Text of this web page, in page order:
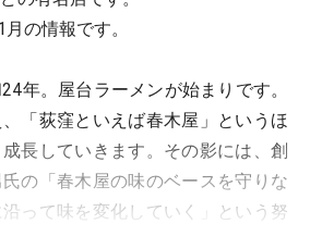
の情報です。
年。屋台ラーメンが始まりです。
「荻窪といえば春木屋」というほ
長していきます。その影には、創
の「春木屋の味のベースを守りな
って味を変化していく」という努